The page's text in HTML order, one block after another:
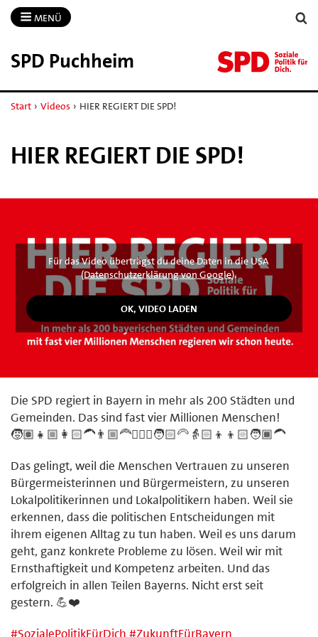
MENÜ
SPD Puchheim
Start › Videos › HIER REGIERT DIE SPD!
HIER REGIERT DIE SPD!
Für das Video überträgst du deine Daten in die USA
(Datenschutzerklärung von Google).
Die SPD regiert in Bayern in mehr als 200 Städten und
Gemeinden. Das sind fast vier Millionen Menschen!
🧒🏽👧🏼👩🏻‍🦱👨🏼‍🦰🧔🏼‍♂️🧑🏻‍🦳👵🏻👦👦🏻🧑🏾‍🦱
Das gelingt, weil die Menschen Vertrauen zu unseren
Bürgermeisterinnen und Bürgermeistern, zu unseren
Lokalpolitikerinnen und Lokalpolitikern haben. Weil sie
erkennen, dass die politischen Entscheidungen mit
ihrem eigenen Alltag zu tun haben. Weil es uns darum
geht, ganz konkrete Probleme zu lösen. Weil wir mit
Ernsthaftigkeit und Kompetenz arbeiten. Und das
erfolgreich in allen Teilen Bayerns. Nicht erst seit
gestern. 💪❤️
#SozialePolitikFürDich #ZukunftFürBayern